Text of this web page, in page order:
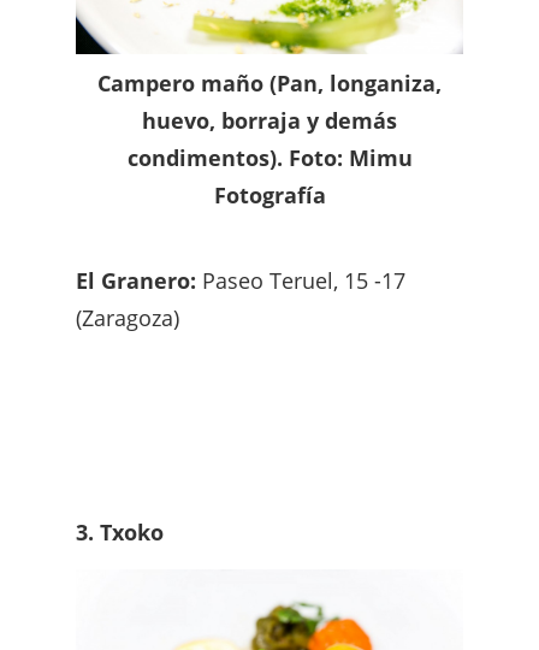
Campero maño (Pan, longaniza,
huevo, borraja y demás
condimentos). Foto: Mimu
Fotografía
El Granero: Paseo Teruel, 15 -17
(Zaragoza)
3. Txoko